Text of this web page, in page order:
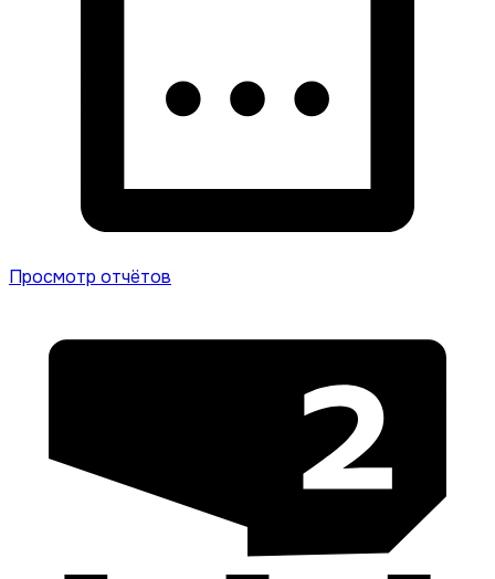
Просмотр отчётов